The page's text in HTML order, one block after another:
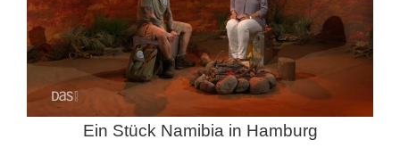
Ein Stück Namibia in Hamburg